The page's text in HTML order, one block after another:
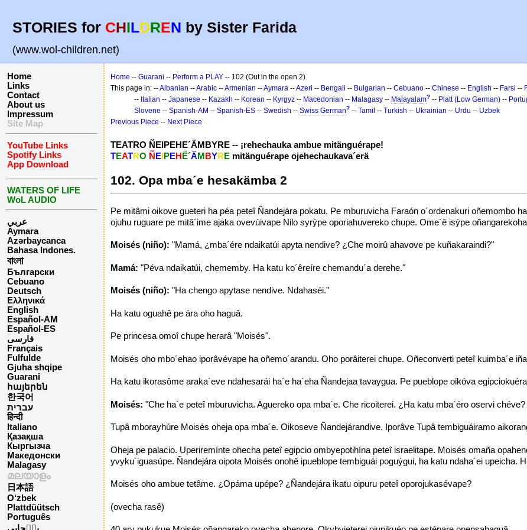
STORIES for CHILDREN by Sister Farida
(www.wol-children.net)
Home
Links
Contact
About us
Impressum
Site Map
YouTube Links
Spotify Links
App Download
WATERS OF LIFE
WoL AUDIO
عربي
Aymara
Azərbaycanca
Bahasa Indones.
বাংলা
Български
Cebuano
Deutsch
Ελληνικά
English
Español-AM
Español-ES
فارسی
Français
Fulfulde
Gjuha shqipe
Guarani
հայերեն
한국어
עברית
हिन्दी
Italiano
Қазақша
Кыргызча
Македонски
Malagasy
മലയാളം
日本語
O‘zbek
Plattdüütsch
Português
Home -- Guarani -- Perform a PLAY -- 102 (Out in the open 2)
This page in: --Albanian --Arabic --Armenian --Aymara --Azeri -- Bengali -- Bulgarian -- Cebuano -- Chinese -- English -- Farsi --
-- Italian -- Japanese -- Kazakh -- Korean -- Kyrgyz -- Macedonian -- Malagasy -- Malayalam? -- Platt (Low German) --
Slovene -- Spanish-AM -- Spanish-ES -- Swedish -- Swiss German? -- Tamil -- Turkish -- Ukrainian -- Urdu -- Uzbek
Previous Piece -- Next Piece
TEATRO ÑEIPEHE´ÄMBYRE -- ¡rehechauka ambue mitänguérape!
TEATRO ÑEIPEHË´ÄMBYRE mitänguérape ojehechaukava´erä
102. Opa mba´e hesakämba 2
Pe mitâmi oikove gueteri ha péa peteî Ñandejára pokatu. Pe mburuvicha Faraón o´ordenakuri oñemombo
ojuhu ruguare pe mitâ´ime ajaka ovevúivape Nilo syrýpe oporiahuvereko chupe. Ome´ê isýpe
Moisés (niño): "Mamá, ¿mba´ére ndaikatúi apyta nendive? ¿Che moirû ahavove pe kuñakaraindi?"
Mamá: "Péva ndaikatúi, chememby. Ha katu ko´êreíre chemandu´a derehe."
Moisés (niño): "Ha chengo apytase nendive. Ndahaséi."
Ha katu oguahê pe ára oho haguâ.
Pe princesa omoî chupe herarâ "Moisés".
Moisés oho mbo´ehao iporâvévape ha oñemo´arandu. Oho porâiterei chupe. Oñeconverti peteî kuimba´e
Ha katu ikorasôme araka´eve ndahesarái ha´e ha´eha Ñandejaa tavaygua. Pe pueblope oikóva
Moisés: "Che ha´e peteî mburuvicha. Aguereko opa mba´e. Che ricoiterei. ¿Ha katu mba´éro oservi
Tupâ mborayhúre Moisés oheja opa mba´e. Oikoseve Ñandejárandive. Iporâve Tupâ tembiguáiramo
Oheja pe palacio. Uperiremínte ohecha peteî egipcio ombyepotihína peteî israelitape. Moisés omaña
yvyku´iguasúpe. Ñandejára oipota Moisés onohê ipueblope tembiguái poguýgui, ha katu ndaha´ei upeicha.
Moisés oho ambue tetâme. ¿Opáma upépe? ¿Ñandejára ikatu oipuru peteî oporojukasévape?
(ovecha rasê)